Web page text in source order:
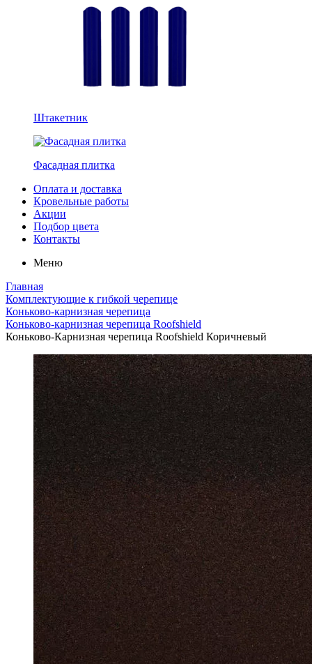
Штакетник
Фасадная плитка
Оплата и доставка
Кровельные работы
Акции
Подбор цвета
Контакты
Меню
Главная
Комплектующие к гибкой черепице
Коньково-карнизная черепица
Коньково-карнизная черепица Roofshield
Коньково-Карнизная черепица Roofshield Коричневый